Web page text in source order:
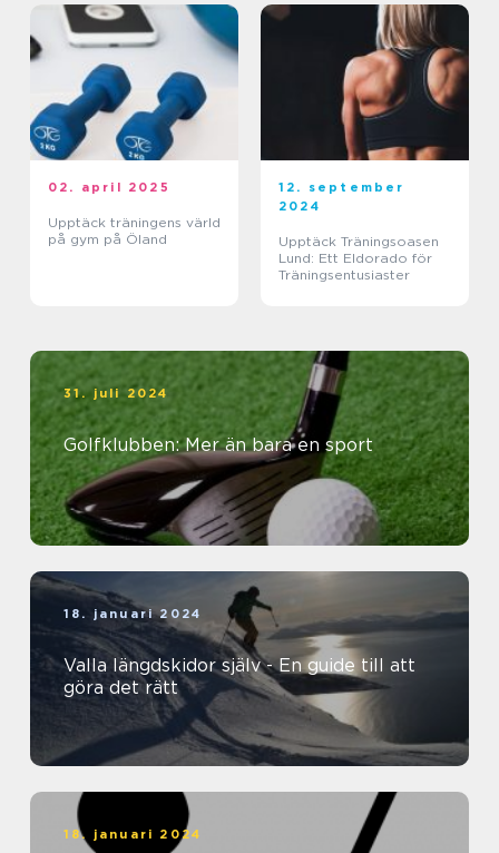
02. april 2025
Upptäck träningens värld
på gym på Öland
12. september
2024
Upptäck Träningsoasen
Lund: Ett Eldorado för
Träningsentusiaster
31. juli 2024
Golfklubben: Mer än bara en sport
18. januari 2024
Valla längdskidor själv - En guide till att
göra det rätt
18. januari 2024